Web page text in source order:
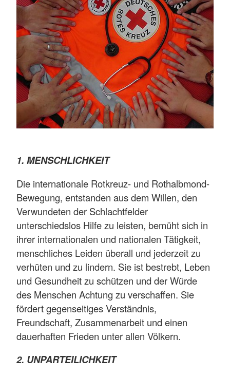
1. MENSCHLICHKEIT
Die internationale Rotkreuz- und Rothalbmond-
Bewegung, entstanden aus dem Willen, den
Verwundeten der Schlachtfelder
unterschiedslos Hilfe zu leisten, bemüht sich in
ihrer internationalen und nationalen Tätigkeit,
menschliches Leiden überall und jederzeit zu
verhüten und zu lindern. Sie ist bestrebt, Leben
und Gesundheit zu schützen und der Würde
des Menschen Achtung zu verschaffen. Sie
fördert gegenseitiges Verständnis,
Freundschaft, Zusammenarbeit und einen
dauerhaften Frieden unter allen Völkern.
2. UNPARTEILICHKEIT